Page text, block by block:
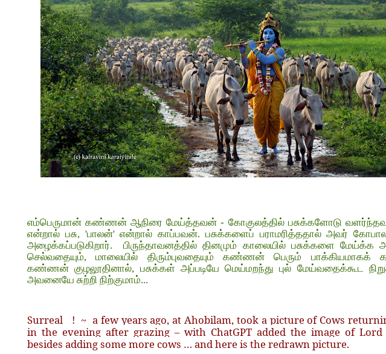
எம்பெருமான் கண்ணன் ஆநிரை மேய்த்தவன் - கோகுலத்தில் பசுக்களோடு
என்றால் பசு, 'பாலன்' என்றால் காப்பவன். பசுக்களைப் பராமரித்ததால் அவர்
அழைக்கப்படுகிறார்.
பிருந்தாவனத்தில் தினமும் காலையில் பசுக்களை மேய்க்க
செல்வதையும், மாலையில் திரும்புவதையும் கண்ணன் பெரும் பாக்கியமாகக்
கண்ணன் குழலூதினால், பசுக்கள் அப்படியே மெய்மறந்து புல் மேய்வதைக்கூட
அவனையே சுற்றி நிற்குமாம்...
Surreal ! ~ a few years ago, at Ahobilam, took a picture of Cows
in the evening after grazing – with ChatGPT added the image of
besides adding some more cows … and here is the redrawn picture.